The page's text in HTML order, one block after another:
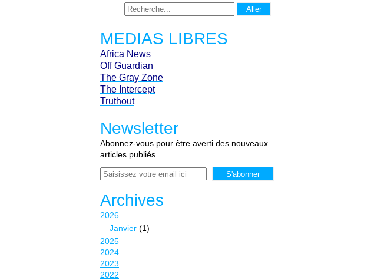
MEDIAS LIBRES
Africa News
Off Guardian
The Gray Zone
The Intercept
Truthout
Newsletter
Abonnez-vous pour être averti des nouveaux
articles publiés.
Email
Archives
2026
Janvier (1)
2025
2024
2023
2022